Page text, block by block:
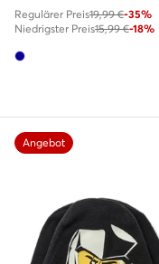
Regulärer Preis19,99 €-35%
Niedrigster Preis15,99 €-18%
Angebot